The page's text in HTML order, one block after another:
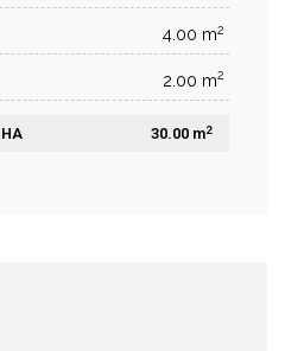
4.00 m2
2.00 m2
30.00 m2